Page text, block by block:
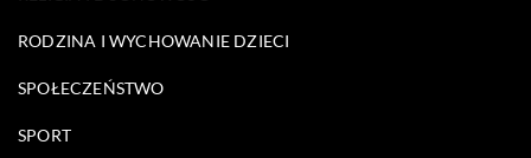
RODZINA I WYCHOWANIE DZIECI
SPOŁECZEŃSTWO
SPORT